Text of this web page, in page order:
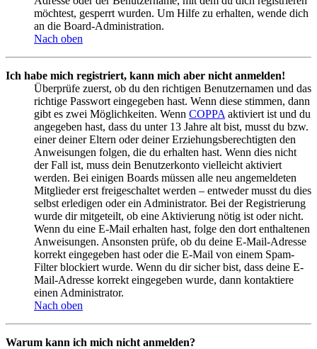
möchtest, gesperrt wurden. Um Hilfe zu erhalten, wende dich
an die Board-Administration.
Nach oben
Ich habe mich registriert, kann mich aber nicht anmelden!
Überprüfe zuerst, ob du den richtigen Benutzernamen und das
richtige Passwort eingegeben hast. Wenn diese stimmen, dann
gibt es zwei Möglichkeiten. Wenn COPPA aktiviert ist und du
angegeben hast, dass du unter 13 Jahre alt bist, musst du bzw.
einer deiner Eltern oder deiner Erziehungsberechtigten den
Anweisungen folgen, die du erhalten hast. Wenn dies nicht
der Fall ist, muss dein Benutzerkonto vielleicht aktiviert
werden. Bei einigen Boards müssen alle neu angemeldeten
Mitglieder erst freigeschaltet werden – entweder musst du dies
selbst erledigen oder ein Administrator. Bei der Registrierung
wurde dir mitgeteilt, ob eine Aktivierung nötig ist oder nicht.
Wenn du eine E-Mail erhalten hast, folge den dort enthaltenen
Anweisungen. Ansonsten prüfe, ob du deine E-Mail-Adresse
korrekt eingegeben hast oder die E-Mail von einem Spam-
Filter blockiert wurde. Wenn du dir sicher bist, dass deine E-
Mail-Adresse korrekt eingegeben wurde, dann kontaktiere
einen Administrator.
Nach oben
Warum kann ich mich nicht anmelden?